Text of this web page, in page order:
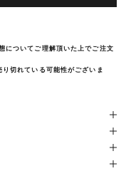
についてご理解頂いた上でご注文
切れている可能性がございま